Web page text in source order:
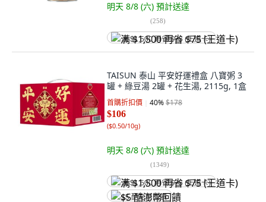
明天 8/8 (六) 預計送達
(258)
满 $1,500 再省 $75 (王道卡)
TAISUN 泰山 平安好運禮盒 八寶粥 3
罐 + 綠豆湯 2罐 + 花生湯, 2115g, 1盒
首購折扣價 40%$178
$106
($0.50/10g)
明天 8/8 (六) 預計送達
(1349)
满 $1,500 再省 $75 (王道卡)
$5 酷澎幣回饋